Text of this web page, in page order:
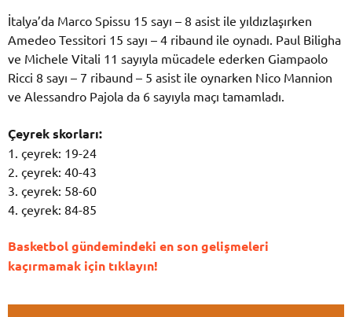
İtalya’da Marco Spissu 15 sayı – 8 asist ile yıldızlaşırken
Amedeo Tessitori 15 sayı – 4 ribaund ile oynadı. Paul Biligha
ve Michele Vitali 11 sayıyla mücadele ederken Giampaolo
Ricci 8 sayı – 7 ribaund – 5 asist ile oynarken Nico Mannion
ve Alessandro Pajola da 6 sayıyla maçı tamamladı.
Çeyrek skorları:
1. çeyrek: 19-24
2. çeyrek: 40-43
3. çeyrek: 58-60
4. çeyrek: 84-85
Basketbol gündemindeki en son gelişmeleri
kaçırmamak için tıklayın!